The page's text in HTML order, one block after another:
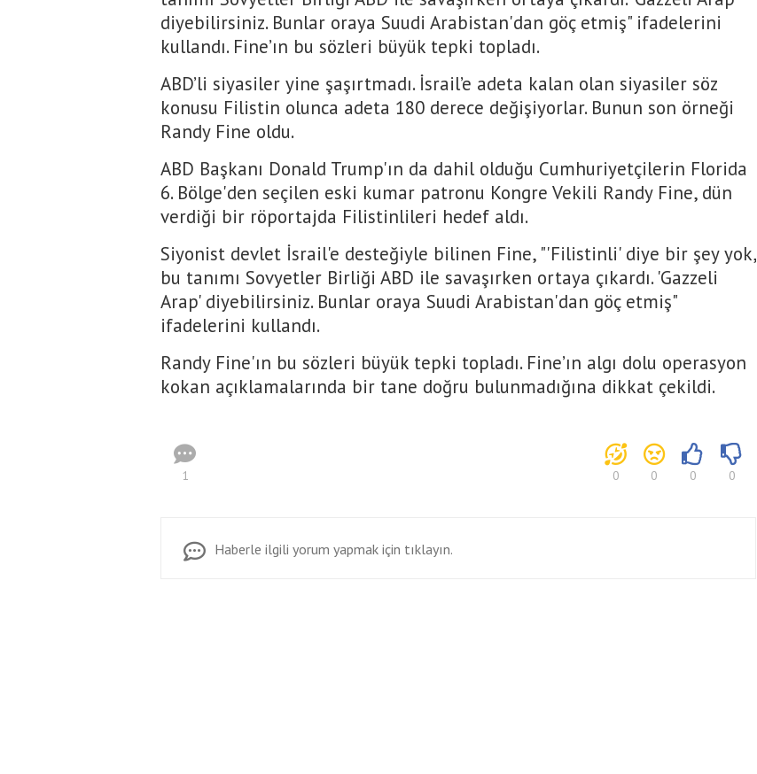
diyebilirsiniz. Bunlar oraya Suudi Arabistan'dan göç etmiş" ifadelerini
kullandı. Fine’ın bu sözleri büyük tepki topladı.
ABD’li siyasiler yine şaşırtmadı. İsrail’e adeta kalan olan siyasiler söz
konusu Filistin olunca adeta 180 derece değişiyorlar. Bunun son örneği
Randy Fine oldu.
ABD Başkanı Donald Trump'ın da dahil olduğu Cumhuriyetçilerin Florida
6. Bölge'den seçilen eski kumar patronu Kongre Vekili Randy Fine, dün
verdiği bir röportajda Filistinlileri hedef aldı.
Siyonist devlet İsrail'e desteğiyle bilinen Fine, "'Filistinli' diye bir şey yok,
bu tanımı Sovyetler Birliği ABD ile savaşırken ortaya çıkardı. 'Gazzeli
Arap' diyebilirsiniz. Bunlar oraya Suudi Arabistan'dan göç etmiş"
ifadelerini kullandı.
Randy Fine'ın bu sözleri büyük tepki topladı. Fine’ın algı dolu operasyon
kokan açıklamalarında bir tane doğru bulunmadığına dikkat çekildi.
1 0 0 0 0
Haberle ilgili yorum yapmak için tıklayın.